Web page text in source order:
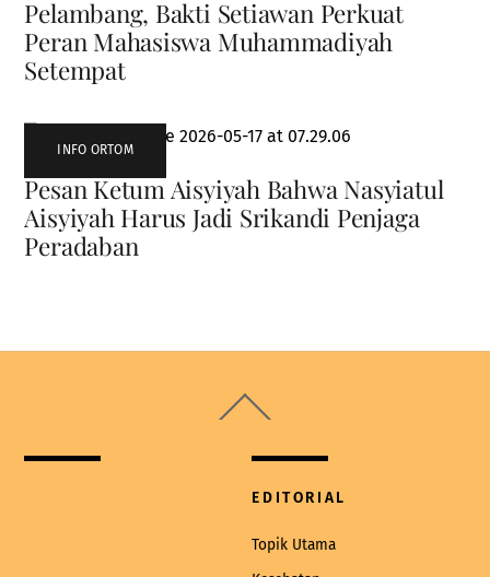
Pelambang, Bakti Setiawan Perkuat
Peran Mahasiswa Muhammadiyah
Setempat
INFO ORTOM
Pesan Ketum Aisyiyah Bahwa Nasyiatul
Aisyiyah Harus Jadi Srikandi Penjaga
Peradaban
To
EDITORIAL
Topik Utama